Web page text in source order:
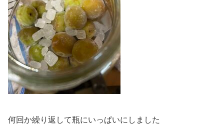
何回か繰り返して瓶にいっぱいにしました